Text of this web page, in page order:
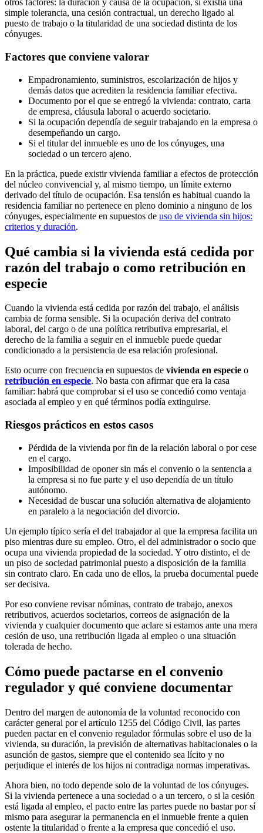
otros factores: la duración y causa de la ocupación, si existía una
simple tolerancia, una cesión contractual, un derecho ligado al
puesto de trabajo o la titularidad de una sociedad distinta de los
cónyuges.
Factores que conviene valorar
Empadronamiento, suministros, escolarización de hijos y
demás datos que acrediten la residencia familiar efectiva.
Documento por el que se entregó la vivienda: contrato, carta
de empresa, cláusula laboral o acuerdo societario.
Si la ocupación dependía de seguir trabajando en la empresa o
desempeñando un cargo.
Si el titular del inmueble es uno de los cónyuges, una
sociedad o un tercero ajeno.
En la práctica, puede existir vivienda familiar a efectos de protección
del núcleo convivencial y, al mismo tiempo, un límite externo
derivado del título de ocupación. Esa tensión es habitual cuando la
residencia familiar no pertenece en pleno dominio a ninguno de los
cónyuges, especialmente en supuestos de uso de vivienda sin hijos:
criterios y duración.
Qué cambia si la vivienda está cedida por
razón del trabajo o como retribución en
especie
Cuando la vivienda está cedida por razón del trabajo, el análisis
cambia de forma sensible. Si la ocupación deriva del contrato
laboral, del cargo o de una política retributiva empresarial, el
derecho de la familia a seguir en el inmueble puede quedar
condicionado a la persistencia de esa relación profesional.
Esto ocurre con frecuencia en supuestos de vivienda en especie o
retribución en especie. No basta con afirmar que era la casa
familiar: habrá que comprobar si el uso se concedió como ventaja
asociada al empleo y en qué términos podía extinguirse.
Riesgos prácticos en estos casos
Pérdida de la vivienda por fin de la relación laboral o por cese
en el cargo.
Imposibilidad de oponer sin más el convenio o la sentencia a
la empresa si no fue parte y el uso dependía de un título
autónomo.
Necesidad de buscar una solución alternativa de alojamiento
en paralelo a la negociación del divorcio.
Un ejemplo típico sería el del trabajador al que la empresa facilita un
piso mientras dure su empleo. Otro, el del administrador o socio que
ocupa una vivienda propiedad de la sociedad. Y otro distinto, el de
un piso de sociedad patrimonial puesto a disposición de la familia
sin contrato claro. En cada uno de ellos, la prueba documental puede
ser decisiva.
Por eso conviene revisar nóminas, contrato de trabajo, anexos
retributivos, acuerdos societarios, correos de asignación de la
vivienda y cualquier documento que aclare si estamos ante una mera
cesión de uso, una retribución ligada al empleo o una situación
tolerada de hecho.
Cómo puede pactarse en el convenio
regulador y qué conviene documentar
Dentro del margen de autonomía de la voluntad reconocido con
carácter general por el artículo 1255 del Código Civil, las partes
pueden pactar en el convenio regulador fórmulas sobre el uso de la
vivienda, su duración, la previsión de alternativas habitacionales o la
asunción de gastos, siempre que el contenido sea lícito y no
perjudique el interés de los hijos ni contradiga normas imperativas.
Ahora bien, no todo depende solo de la voluntad de los cónyuges.
Si la vivienda pertenece a una sociedad o a un tercero, o si la cesión
está ligada al empleo, el pacto entre las partes puede no bastar por sí
mismo para asegurar la permanencia en el inmueble frente a quien
ostente la titularidad o frente a la empresa que concedió el uso.